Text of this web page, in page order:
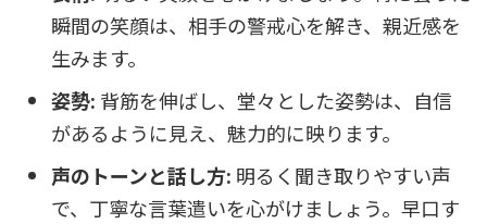
瞬間の笑顔は、相手の警戒心を解き、親近感を
生みます。
姿勢: 背筋を伸ばし、堂々とした姿勢は、自信
があるように見え、魅力的に映ります。
声のトーンと話し方: 明るく聞き取りやすい声
で、丁寧な言葉遣いを心がけましょう。早口す